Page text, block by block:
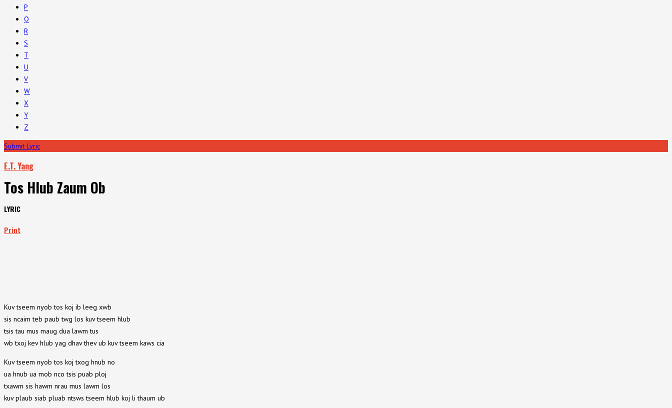
P
Q
R
S
T
U
V
W
X
Y
Z
Submit Lyric
E.T. Yang
Tos Hlub Zaum Ob
LYRIC
Print
Kuv tseem nyob tos koj ib leeg xwb
sis ncaim teb paub twg los kuv tseem hlub
tsis tau mus maug dua lawm tus
wb txoj kev hlub yag dhav thev ub kuv tseem kaws cia
Kuv tseem nyob tos koj txog hnub no
ua hnub ua mob nco tsis puab ploj
txawm sis hawm nrau mus lawm los
kuv plaub siab pluab ntsws tseem hlub koj li thaum ub